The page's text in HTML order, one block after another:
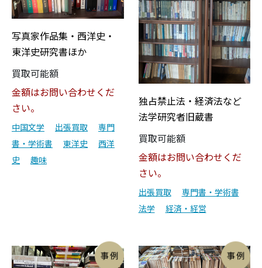
写真家作品集・西洋史・
東洋史研究書ほか
買取可能額
金額はお問い合わせくだ
さい。
中国文学 出張買取
専門
書・学術書
東洋史
西洋
史
趣味
独占禁止法・経済法など
法学研究者旧蔵書
買取可能額
金額はお問い合わせくだ
さい。
出張買取
専門書・学術書
法学
経済・経営